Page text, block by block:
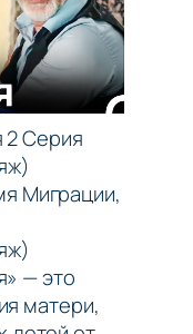
Серия
Миграции,
— это
матери,